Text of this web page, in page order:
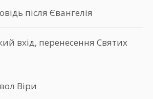
після Євангелія
вхід, перенесення Святих
Віри